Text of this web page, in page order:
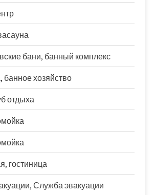
бани, банный комплекс
банное хозяйство
отдыха
гостиница
Служба эвакуации